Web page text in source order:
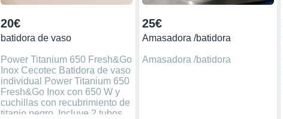
20€
batidora de vaso
Power Titanium 650 Fresh&Go
Inox Cecotec Batidora de vaso
individual Power Titanium 650
Fresh&Go Inox con 650 W y
cuchillas con recubrimiento de
titanio negro. Incluye 2 tubos
25€
Amasadora /batidora
Amasadora /batidora